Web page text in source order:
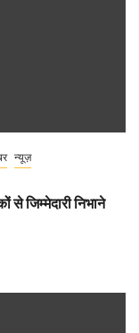
न्यूज़
से जिम्मेदारी निभाने